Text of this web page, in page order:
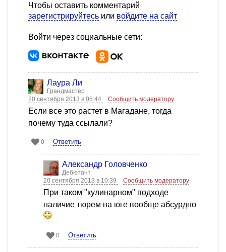
Чтобы оставить комментарий
зарегистрируйтесь или войдите на сайт
Войти через социальные сети:
Лаура Ли
Грандмастер
20 сентября 2013 в 05:44
Сообщить модератору
Если все это растет в Магадане, тогда
почему туда ссылали?
0 Ответить
Александр Головченко
Дебютант
20 сентября 2013 в 10:39
Сообщить модератору
При таком "кулинарном" подходе
наличие тюрем на юге вообще абсурдно
0 Ответить